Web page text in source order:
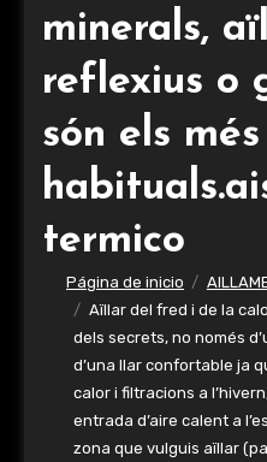
minerals,
reflexius o
són els més
termico
Página de inicio
Aïllar del fred i de la
dels secrets, no només
d’una llar confortable ja
calor i filtracions a
entrada d’aire calent a
zona que vulguis aïllar